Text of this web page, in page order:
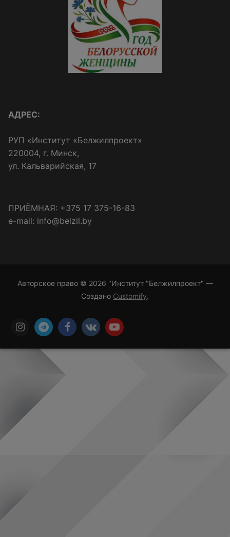
АДРЕС:
РУП «Институт «Белжилпроект»
220004, г. Минск,
ул. Кальварийская, 17
ПРИЁМНАЯ: +375 17 375-16-83
e-mail: info@belzil.by
Авторское право © 2026 "Институт "Белжилпроект" —
Создано Customify.